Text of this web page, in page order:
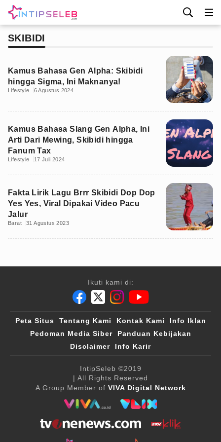
SKIBIDI
Kamus Bahasa Gen Alpha: Skibidi
hingga Sigma, Ini Maknanya!
Lifestyle 6 Agustus 2024
Kamus Bahasa Slang Gen Alpha, Ini
Arti Dari Mewing, Skibidi hingga
Fanum Tax
Lifestyle 17 Juli 2024
Fakta Lirik Lagu Brrr Skibidi Dop Dop
Yes Yes, Viral Dipakai Video Pacu
Jalur
Barat 31 Agustus 2023
Ikuti kami di:
Peta Situs Tentang Kami Kontak Kami
Info Iklan
Pedoman Media Siber
Panduan Kebijakan
Disclaimer
Info Karir
IntipSeleb ©2019
| All Rights Reserved
A Group Member of VIVA Digital Network